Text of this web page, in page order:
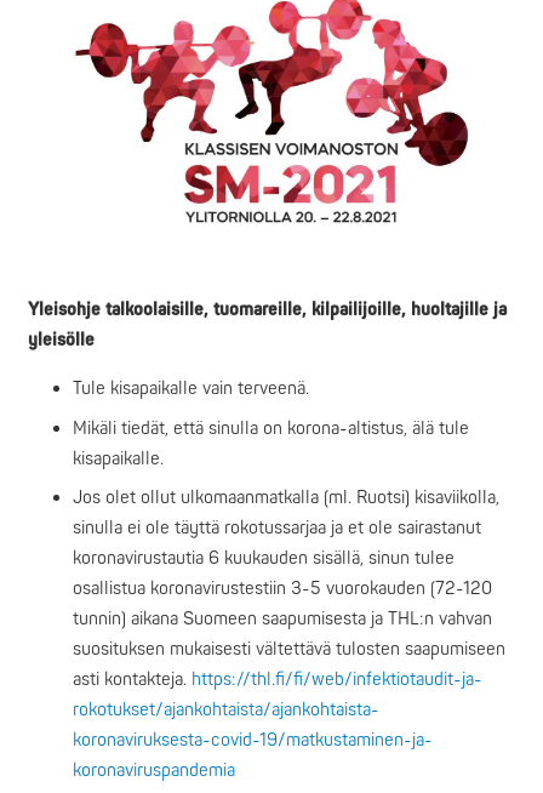
Yleisohje talkoolaisille, tuomareille, kilpailijoille, huoltajille ja
yleisölle
Tule kisapaikalle vain terveenä.
Mikäli tiedät, että sinulla on korona-altistus, älä tule
kisapaikalle.
Jos olet ollut ulkomaanmatkalla (ml. Ruotsi) kisaviikolla,
sinulla ei ole täyttä rokotussarjaa ja et ole sairastanut
koronavirustautia 6 kuukauden sisällä, sinun tulee
osallistua koronavirustestiin 3-5 vuorokauden (72-120
tunnin) aikana Suomeen saapumisesta ja THL:n vahvan
suosituksen mukaisesti vältettävä tulosten saapumiseen
asti kontakteja. https://thl.fi/fi/web/infektiotaudit-ja-
rokotukset/ajankohtaista/ajankohtaista-
koronaviruksesta-covid-19/matkustaminen-ja-
koronaviruspandemia